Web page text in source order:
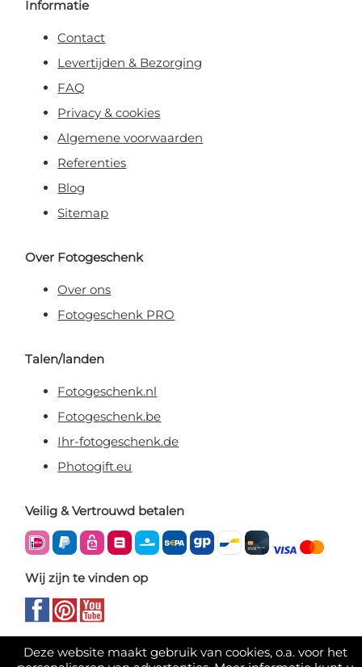
Deze website maakt gebruik van cookies, o.a. voor het
Informatie
Contact
Levertijden & Bezorging
FAQ
Privacy & cookies
Algemene voorwaarden
Referenties
Blog
Sitemap
Over Fotogeschenk
Over ons
Fotogeschenk PRO
Talen/landen
Fotogeschenk.nl
Fotogeschenk.be
Ihr-fotogeschenk.de
Photogift.eu
Veilig & Vertrouwd betalen
Wij zijn te vinden op